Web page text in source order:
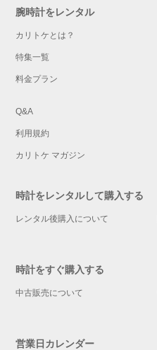
腕時計をレンタル
カリトケとは？
特集一覧
料金プラン
Q&A
利用規約
カリトケ マガジン
時計をレンタルして購入する
レンタル後購入について
時計をすぐ購入する
中古販売について
営業日カレンダー